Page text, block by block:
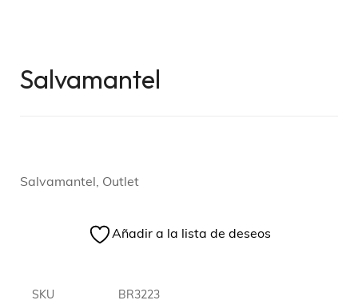
Salvamantel
Salvamantel, Outlet
Añadir a la lista de deseos
SKU BR3223